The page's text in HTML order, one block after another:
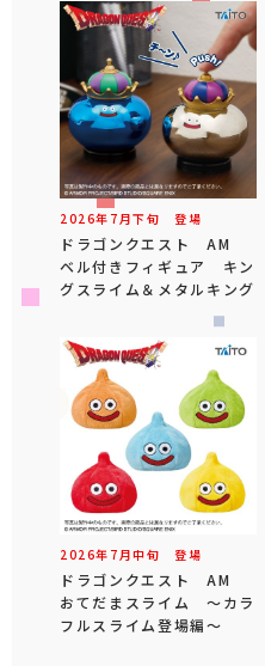
2026年 7 月下旬 登場
ドラゴンクエスト AM
ベル付きフィギュア キン
グスライム＆メタルキング
2026年 7 月中旬 登場
ドラゴンクエスト AM
おてだまスライム ～カラ
フルスライム登場編～